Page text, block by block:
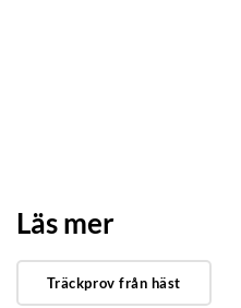
Läs mer
Träckprov från häst